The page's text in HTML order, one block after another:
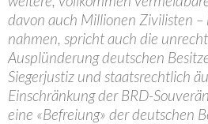
davon auch Millionen Zivilisten
nahmen, spricht auch die
Ausplünderung deutschen
Siegerjustiz und staatsrechtlich
Einschränkung der BRD-
eine «Befreiung» der deutschen